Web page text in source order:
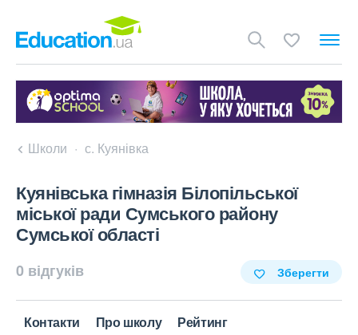
Школи с. Куянівка
Куянівська гімназія Білопільської
міської ради Сумського району
Сумської області
0 відгуків Зберегти
Контакти Про школу Рейтинг